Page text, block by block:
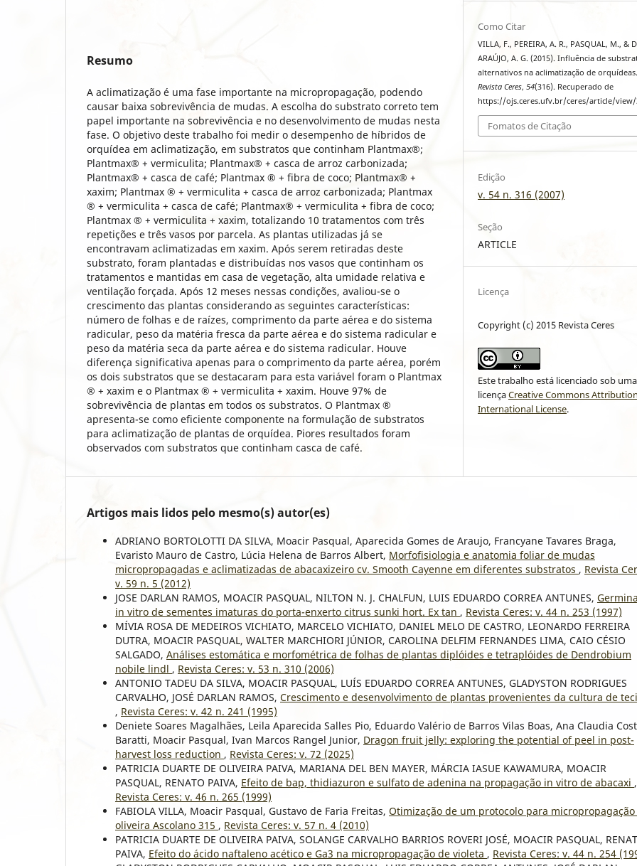
Resumo
A aclimatização é uma fase importante na micropropagação, podendo
causar baixa sobrevivência de mudas. A escolha do substrato correto tem
papel importante na sobrevivência e no desenvolvimento de mudas nesta
fase. O objetivo deste trabalho foi medir o desempenho de híbridos de
orquídea em aclimatização, em substratos que continham Plantmax®;
Plantmax® + vermiculita; Plantmax® + casca de arroz carbonizada;
Plantmax® + casca de café; Plantmax ® + fibra de coco; Plantmax® +
xaxim; Plantmax ® + vermiculita + casca de arroz carbonizada; Plantmax
® + vermiculita + casca de café; Plantmax® + vermiculita + fibra de coco;
Plantmax ® + vermiculita + xaxim, totalizando 10 tratamentos com três
repetições e três vasos por parcela. As plantas utilizadas já se
encontravam aclimatizadas em xaxim. Após serem retiradas deste
substrato, foram plantadas e distribuídas nos vasos que continham os
tratamentos e mantidas em casa de vegetação, alta umidade relativa e
ventilação forçada. Após 12 meses nessas condições, avaliou-se o
crescimento das plantas considerando as seguintes características:
número de folhas e de raízes, comprimento da parte aérea e do sistema
radicular, peso da matéria fresca da parte aérea e do sistema radicular e
peso da matéria seca da parte aérea e do sistema radicular. Houve
diferença significativa apenas para o comprimento da parte aérea, porém
os dois substratos que se destacaram para esta variável foram o Plantmax
® + xaxim e o Plantmax ® + vermiculita + xaxim. Houve 97% de
sobrevivência de plantas em todos os substratos. O Plantmax ®
apresenta-se como eficiente componente na formulação de substratos
para aclimatização de plantas de orquídea. Piores resultados foram
observados com substratos que continham casca de café.
Como Citar
VILLA, F., PEREIRA, A. R., PASQUAL, M., &
ARAÚJO, A. G. (2015). Influência de
alternativos na aclimatização de orquídeas.
Revista Ceres,54(316). Recuperado de
https://ojs.ceres.ufv.br/ceres/article/view/
Fomatos de Citação
Edição
v. 54 n. 316 (2007)
Seção
ARTICLE
Licença
Copyright (c) 2015 Revista Ceres
Este trabalho está licenciado sob uma
licençaCreative Commons
International License.
Artigos mais lidos pelo mesmo(s) autor(es)
ADRIANO BORTOLOTTI DA SILVA, Moacir Pasqual, Aparecida Gomes de Araujo, Francyane Tavares Braga,
Evaristo Mauro de Castro, Lúcia Helena de Barros Albert, Morfofisiologia e anatomia foliar de mudas
micropropagadas e aclimatizadas de abacaxizeiro cv. Smooth Cayenne em diferentes substratos , Revista
v. 59 n. 5 (2012)
JOSE DARLAN RAMOS, MOACIR PASQUAL, NILTON N. J. CHALFUN, LUIS EDUARDO CORREA ANTUNES,
in vitro de sementes imaturas do porta-enxerto citrus sunki hort. Ex tan , Revista Ceres: v. 44 n. 253 (1997)
MÍVIA ROSA DE MEDEIROS VICHIATO, MARCELO VICHIATO, DANIEL MELO DE CASTRO, LEONARDO FERREIRA
DUTRA, MOACIR PASQUAL, WALTER MARCHIORI JÚNIOR, CAROLINA DELFIM FERNANDES LIMA, CAIO CÉSIO
SALGADO, Análises estomática e morfométrica de folhas de plantas diplóides e tetraplóides de Dendrobium
nobile lindl , Revista Ceres: v. 53 n. 310 (2006)
ANTONIO TADEU DA SILVA, MOACIR PASQUAL, LUÍS EDUARDO CORREA ANTUNES, GLADYSTON RODRIGUES
CARVALHO, JOSÉ DARLAN RAMOS, Crescimento e desenvolvimento de plantas provenientes da cultura de
, Revista Ceres: v. 42 n. 241 (1995)
Deniete Soares Magalhães, Leila Aparecida Salles Pio, Eduardo Valério de Barros Vilas Boas, Ana Claudia
Baratti, Moacir Pasqual, Ivan Marcos Rangel Junior, Dragon fruit jelly: exploring the potential of peel in post-
harvest loss reduction , Revista Ceres: v. 72 (2025)
PATRICIA DUARTE DE OLIVEIRA PAIVA, MARIANA DEL BEN MAYER, MÁRCIA IASUE KAWAMURA, MOACIR
PASQUAL, RENATO PAIVA, Efeito de bap, thidiazuron e sulfato de adenina na propagação in vitro de abacaxi ,
Revista Ceres: v. 46 n. 265 (1999)
FABIOLA VILLA, Moacir Pasqual, Gustavo de Faria Freitas, Otimização de um protocolo para micropropagação
oliveira Ascolano 315 , Revista Ceres: v. 57 n. 4 (2010)
PATRICIA DUARTE DE OLIVEIRA PAIVA, SOLANGE CARVALHO BARRIOS ROVERI JOSÉ, MOACIR PASQUAL,
PAIVA, Efeito do ácido naftaleno acético e Ga3 na micropropagação de violeta , Revista Ceres: v. 44 n. 254